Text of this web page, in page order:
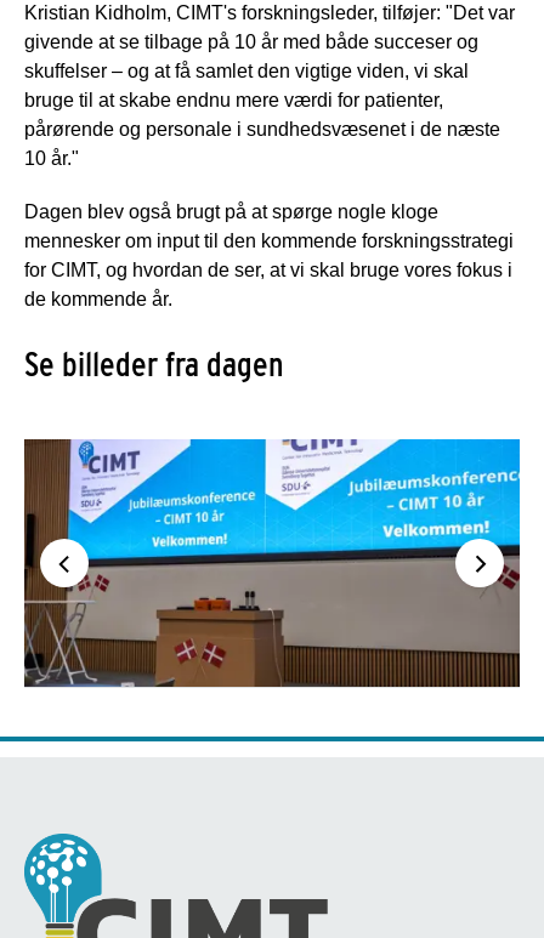
Kristian Kidholm, CIMT's forskningsleder, tilføjer: "Det var
givende at se tilbage på 10 år med både succeser og
skuffelser – og at få samlet den vigtige viden, vi skal
bruge til at skabe endnu mere værdi for patienter,
pårørende og personale i sundhedsvæsenet i de næste
10 år."
Dagen blev også brugt på at spørge nogle kloge
mennesker om input til den kommende forskningsstrategi
for CIMT, og hvordan de ser, at vi skal bruge vores fokus i
de kommende år.
Se billeder fra dagen